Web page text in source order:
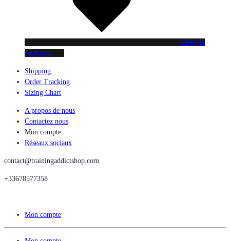
Liste de
souhaits
Shipping
Order Tracking
Sizing Chart
A propos de nous
Contactez nous
Mon compte
Réseaux sociaux
contact@trainingaddictshop.com
+33678577358
Mon compte